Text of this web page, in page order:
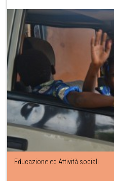
Educazione ed Attività sociali